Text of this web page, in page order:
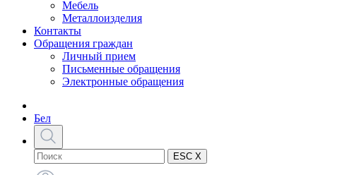
Мебель
Металлоизделия
Контакты
Обращения граждан
Личный прием
Письменные обращения
Электронные обращения
Бел
ESC X